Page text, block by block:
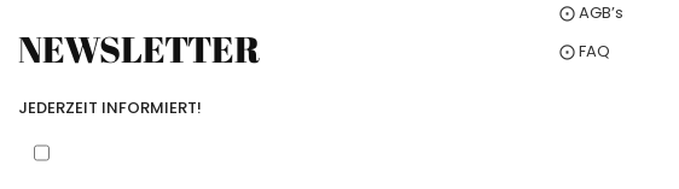
NEWSLETTER
JEDERZEIT INFORMIERT!
⨀ AGB’s
⨀ FAQ